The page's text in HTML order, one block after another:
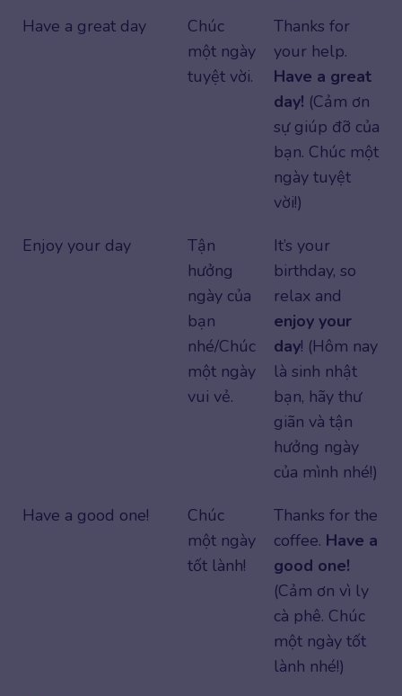
Have a great day
Chúc
một ngày
tuyệt vời.
Thanks for
your help.
Have a great
day! (Cảm ơn
sự giúp đỡ của
bạn. Chúc một
ngày tuyệt
vời!)
Enjoy your day
Tận
hưởng
ngày của
bạn
nhé/Chúc
một ngày
vui vẻ.
It’s your
birthday, so
relax and
enjoy your
day! (Hôm nay
là sinh nhật
bạn, hãy thư
giãn và tận
hưởng ngày
của mình nhé!)
Have a good one!
Chúc
một ngày
tốt lành!
Thanks for the
coffee. Have a
good one!
(Cảm ơn vì ly
cà phê. Chúc
một ngày tốt
lành nhé!)